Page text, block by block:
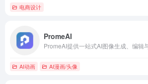
电商设计
PromeAI
AI动画 AI漫画/头像